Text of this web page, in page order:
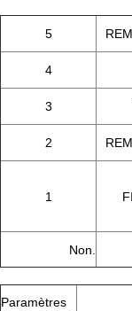
5
4
3
2
1
Non.
Paramètres